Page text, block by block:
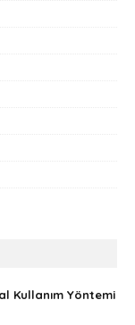
Kullanım Yöntemi